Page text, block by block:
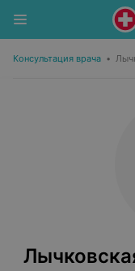
Консультация врача •